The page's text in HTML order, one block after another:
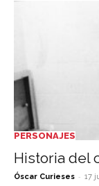
PERSONAJES
Historia del
Óscar Curieses - 17